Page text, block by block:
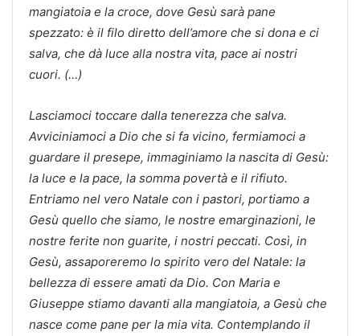
mangiatoia e la croce, dove Gesù sarà pane
spezzato: è il filo diretto dell’amore che si dona e ci
salva, che dà luce alla nostra vita, pace ai nostri
cuori. (…)
Lasciamoci toccare dalla tenerezza che salva.
Avviciniamoci a Dio che si fa vicino, fermiamoci a
guardare il presepe, immaginiamo la nascita di Gesù:
la luce e la pace, la somma povertà e il rifiuto.
Entriamo nel vero Natale con i pastori, portiamo a
Gesù quello che siamo, le nostre emarginazioni, le
nostre ferite non guarite, i nostri peccati. Così, in
Gesù, assaporeremo lo spirito vero del Natale: la
bellezza di essere amati da Dio. Con Maria e
Giuseppe stiamo davanti alla mangiatoia, a Gesù che
nasce come pane per la mia vita. Contemplando il